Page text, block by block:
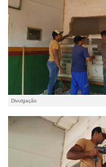
Divulgação